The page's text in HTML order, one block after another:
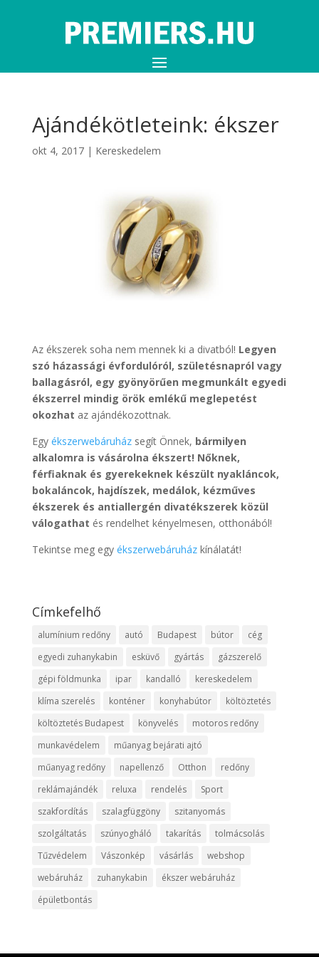
Ajándékötleteink: ékszer
okt 4, 2017| Kereskedelem
Az ékszerek soha nem mennek ki a divatból! Legyen
szó házassági évfordulóról, születésnapról vagy
ballagásról, egy gyönyörűen megmunkált egyedi
ékszerrel mindig örök emlékű meglepetést
okozhat az ajándékozottnak.
Egy ékszerwebáruházsegít Önnek, bármilyen
alkalomra is vásárolna ékszert! Nőknek,
férfiaknak és gyerekeknek készült nyakláncok,
bokaláncok, hajdíszek, medálok, kézműves
ékszerek és antiallergén divatékszerek közül
válogathat és rendelhet kényelmesen, otthonából!
Tekintse meg egy ékszerwebáruházkínálatát!
Címkefelhő
alumínium redőny autó Budapest bútor
cég
egyedi zuhanykabin
esküvő gyártás
gázszerelő
gépi földmunka
ipar kandalló
kereskedelem
klíma szerelés
konténer konyhabútor
költöztetés
költöztetés Budapest
könyvelés
motoros redőny
munkavédelem
műanyag bejárati ajtó
műanyag redőny
napellenző Otthon
redőny
reklámajándék
reluxa rendelés
Sport
szakfordítás
szalagfüggöny
szitanyomás
szolgáltatás
szúnyogháló takarítás
tolmácsolás
Tűzvédelem
Vászonkép vásárlás
webshop
webáruház
zuhanykabin
ékszer webáruház
épületbontás